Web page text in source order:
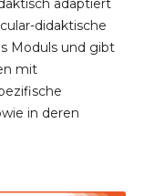
adaptiert
didaktische
Moduls und gibt
mit
in deren